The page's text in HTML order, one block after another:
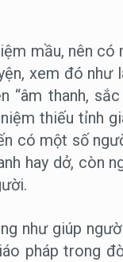
mầu, nên
xem đó như
“âm thanh,
thiếu tỉnh
có một số
hay dở, còn
như giúp
pháp trong